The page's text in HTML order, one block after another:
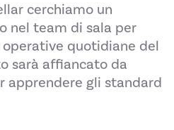
cerchiamo un
nel team di sala per
quotidiane del
sarà affiancato da
apprendere gli standard